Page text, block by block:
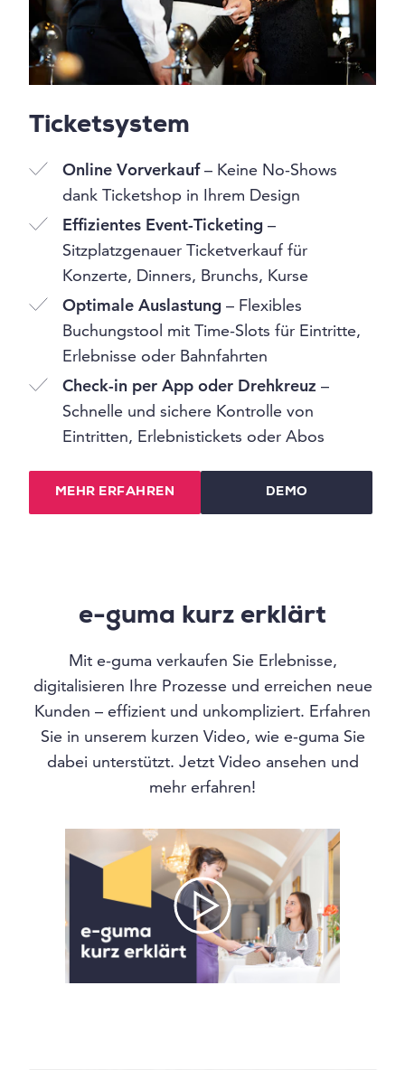
Ticketsystem
Online Vorverkauf– Keine No-Shows
dank Ticketshop in Ihrem Design
Effizientes Event-Ticketing –
Sitzplatzgenauer Ticketverkauf für
Konzerte, Dinners, Brunchs, Kurse
Optimale Auslastung – Flexibles
Buchungstool mit Time-Slots für Eintritte,
Erlebnisse oder Bahnfahrten
Check-in per App oder Drehkreuz –
Schnelle und sichere Kontrolle von
Eintritten, Erlebnistickets oder Abos
MEHR ERFAHREN DEMO
e-guma kurz erklärt
Mit e-guma verkaufen Sie Erlebnisse,
digitalisieren Ihre Prozesse und erreichen neue
Kunden – effizient und unkompliziert. Erfahren
Sie in unserem kurzen Video, wie e-guma Sie
dabei unterstützt. Jetzt Video ansehen und
mehr erfahren!